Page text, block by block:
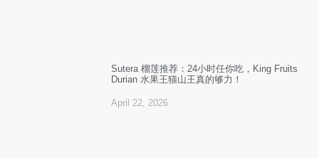
Sutera 榴莲推荐：24小时任你吃，King Fruits
Durian 水果王猫山王真的够力！
April 22, 2026